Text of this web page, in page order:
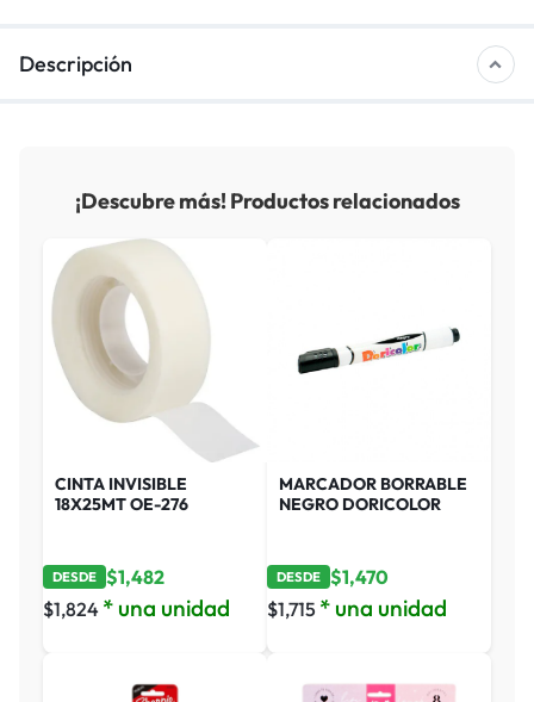
Descripción
¡Descubre más! Productos relacionados
CINTA INVISIBLE
18X25MT OE-276
DESDE $1,482
$1,824 * una unidad
MARCADOR BORRABLE
NEGRO DORICOLOR
DESDE $1,470
$1,715 * una unidad